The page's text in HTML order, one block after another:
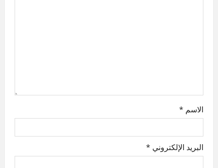
n
الاسم *
البريد الإلكتروني *